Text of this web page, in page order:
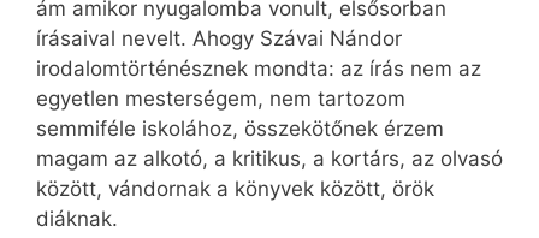
ám amikor nyugalomba vonult, elsősorban
írásaival nevelt. Ahogy Szávai Nándor
irodalomtörténésznek mondta: az írás nem az
egyetlen mesterségem, nem tartozom
semmiféle iskolához, összekötőnek érzem
magam az alkotó, a kritikus, a kortárs, az olvasó
között, vándornak a könyvek között, örök
diáknak.